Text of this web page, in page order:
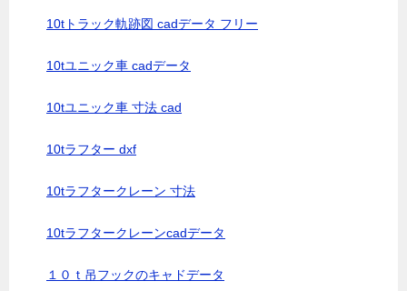
10tトラック軌跡図 cadデータ フリー
10tユニック車 cadデータ
10tユニック車 寸法 cad
10tラフター dxf
10tラフタークレーン 寸法
10tラフタークレーンcadデータ
１０ｔ吊フックのキャドデータ